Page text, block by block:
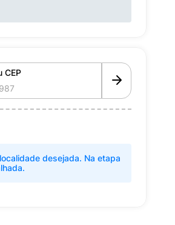
CEP
desejada. Na etapa